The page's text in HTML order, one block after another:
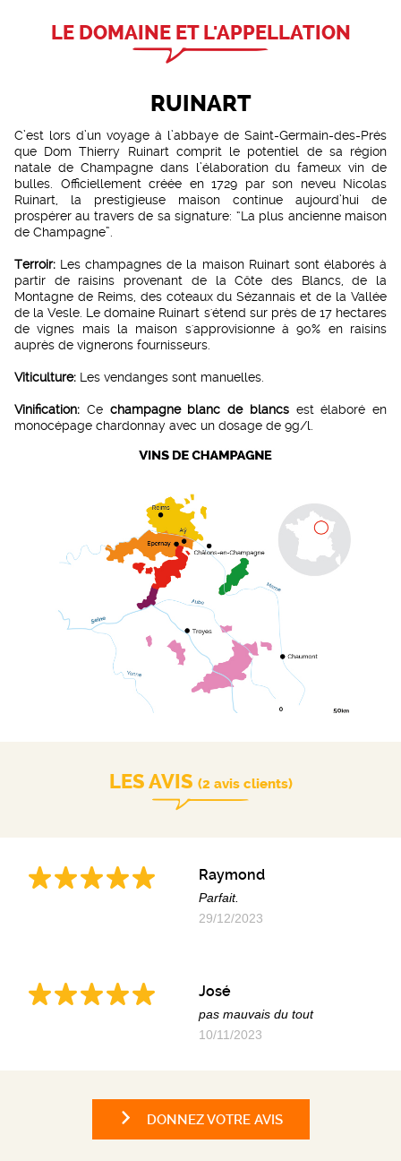
LE DOMAINE ET L'APPELLATION
RUINART
C’est lors d’un voyage à l’abbaye de Saint-Germain-des-Prés
que Dom Thierry Ruinart comprit le potentiel de sa région
natale de Champagne dans l’élaboration du fameux vin de
bulles. Officiellement créée en 1729 par son neveu Nicolas
Ruinart, la prestigieuse maison continue aujourd’hui de
prospérer au travers de sa signature: “La plus ancienne maison
de Champagne”.
Terroir: Les champagnes de la maison Ruinart sont élaborés à
partir de raisins provenant de la Côte des Blancs, de la
Montagne de Reims, des coteaux du Sézannais et de la Vallée
de la Vesle. Le domaine Ruinart s'étend sur près de 17 hectares
de vignes mais la maison s'approvisionne à 90% en raisins
auprès de vignerons fournisseurs.
Viticulture: Les vendanges sont manuelles.
Vinification: Ce champagne blanc de blancsest élaboré en
monocépage chardonnay avec un dosage de 9g/l.
LES AVIS (2 avis clients)
Raymond
Parfait.
29/12/2023
José
pas mauvais du tout
10/11/2023
DONNEZ VOTRE AVIS